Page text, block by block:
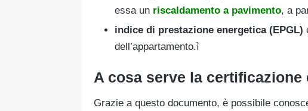
essa un riscaldamento a pavimento, a
indice di prestazione energetica (EPGL)
dell’appartamento.ì
A cosa serve la certificazione
Grazie a questo documento, è possibile